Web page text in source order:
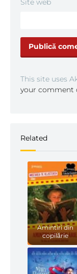
Site web
This site uses
your comment
Related
Amintiri din
copilărie